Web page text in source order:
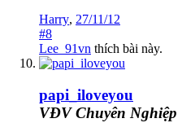
Harry, 27/11/12
#8
Lee_91vn thích bài này.
papi_iloveyou
VĐV Chuyên Nghiệp